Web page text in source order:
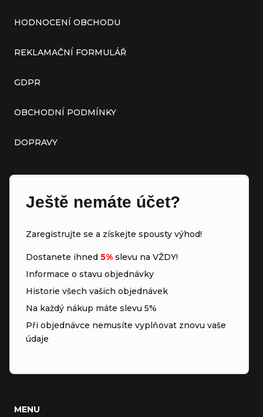
HODNOCENÍ OBCHODU
REKLAMAČNÍ FORMULÁŘ
GDPR
OBCHODNÍ PODMÍNKY
DOPRAVY
Ještě nemáte účet?
Zaregistrujte se a získejte spousty výhod!
Dostanete ihned 5% slevu na VŽDY!
Informace o stavu objednávky
Historie všech vašich objednávek
Na každý nákup máte slevu 5%
Při objednávce nemusíte vyplňovat znovu vaše
údaje
MENU